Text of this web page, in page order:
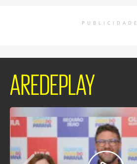
PUBLICIDADE
AREDEPLAY